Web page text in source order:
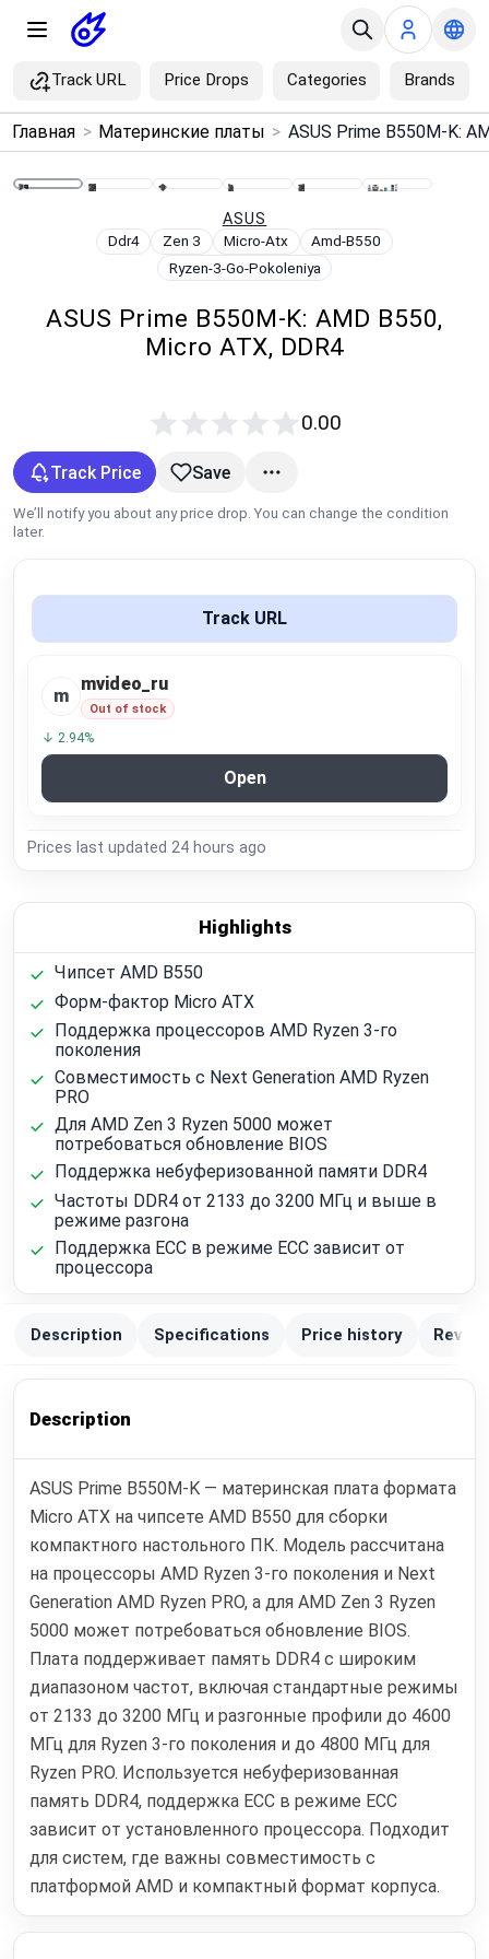
Track URL Price Drops Categories Brands
Menu ×
Price Drops
Global Price Tracker
Plans & Pricing
Log in
Главная > Материнские платы >
ASUS
Ddr4 Zen 3 Micro-Atx
Amd-B550
Ryzen-3-Go-Pokoleniya
ASUS Prime B550M-K: AMD B550,
Micro ATX, DDR4
0.00
Track Price Save
We’ll notify you about any price drop. You can change the condition
later.
Track URL
m
mvideo_ru
Out of stock
↓ 2.94%
Open
Prices last updated 24 hours ago
Highlights
Чипсет AMD B550
Форм-фактор Micro ATX
Поддержка процессоров AMD Ryzen 3-го
поколения
Совместимость с Next Generation AMD Ryzen
PRO
Для AMD Zen 3 Ryzen 5000 может
потребоваться обновление BIOS
Поддержка небуферизованной памяти DDR4
Частоты DDR4 от 2133 до 3200 МГц и выше в
режиме разгона
Поддержка ECC в режиме ECC зависит от
процессора
Description Specifications Price history
Description
ASUS Prime B550M-K — материнская плата формата
Micro ATX на чипсете AMD B550 для сборки
компактного настольного ПК. Модель рассчитана
на процессоры AMD Ryzen 3-го поколения и Next
Generation AMD Ryzen PRO, а для AMD Zen 3 Ryzen
5000 может потребоваться обновление BIOS.
Плата поддерживает память DDR4 с широким
диапазоном частот, включая стандартные режимы
от 2133 до 3200 МГц и разгонные профили до 4600
МГц для Ryzen 3-го поколения и до 4800 МГц для
Ryzen PRO. Используется небуферизованная
память DDR4, поддержка ECC в режиме ECC
зависит от установленного процессора. Подходит
для систем, где важны совместимость с
платформой AMD и компактный формат корпуса.